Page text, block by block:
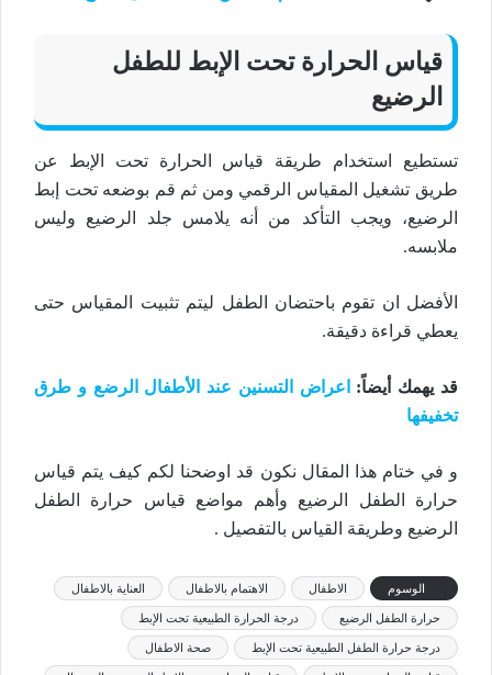
قياس الحرارة تحت الإبط للطفل
الرضيع
تستطيع استخدام طريقة قياس الحرارة تحت الإبط عن
طريق تشغيل المقياس الرقمي ومن ثم قم بوضعه تحت إبط
الرضيع، ويجب التأكد من أنه يلامس جلد الرضيع وليس
ملابسه.
الأفضل ان تقوم باحتضان الطفل ليتم تثبيت المقياس حتى
يعطي قراءة دقيقة.
قد يهمك أيضاً:
اعراض التسنين عند الأطفال الرضع و طرق
تخفيفها
و في ختام هذا المقال نكون قد اوضحنا لكم كيف يتم قياس
حرارة الطفل الرضيع وأهم مواضع قياس حرارة الطفل
الرضيع وطريقة القياس بالتفصيل .
الوسوم الاطفال الاهتمام بالاطفال العناية بالاطفال
حرارة الطفل الرضيع درجة الحرارة الطبيعية تحت الإبط
درجة حرارة الطفل الطبيعية تحت الإبط صحة الاطفال